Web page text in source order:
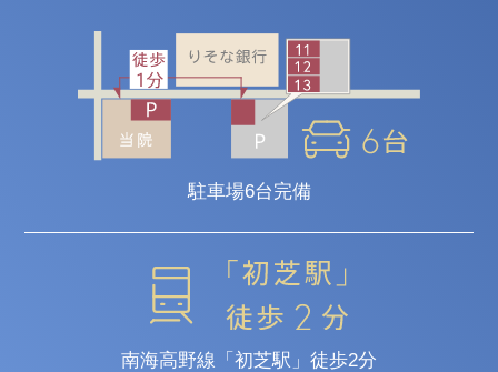
駐車場6台完備
南海高野線「初芝駅」徒歩2分